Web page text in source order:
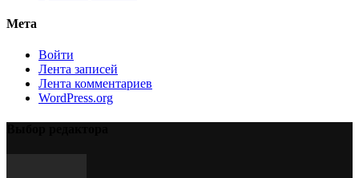
Мета
Войти
Лента записей
Лента комментариев
WordPress.org